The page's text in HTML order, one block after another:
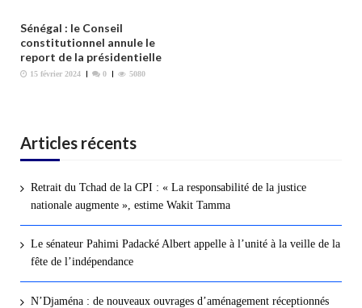
Sénégal : le Conseil
constitutionnel annule le
report de la présidentielle
15 février 2024 0 5080
Articles récents
Retrait du Tchad de la CPI : « La responsabilité de la justice
nationale augmente », estime Wakit Tamma
Le sénateur Pahimi Padacké Albert appelle à l’unité à la veille de la
fête de l’indépendance
N’Djaména : de nouveaux ouvrages d’aménagement réceptionnés